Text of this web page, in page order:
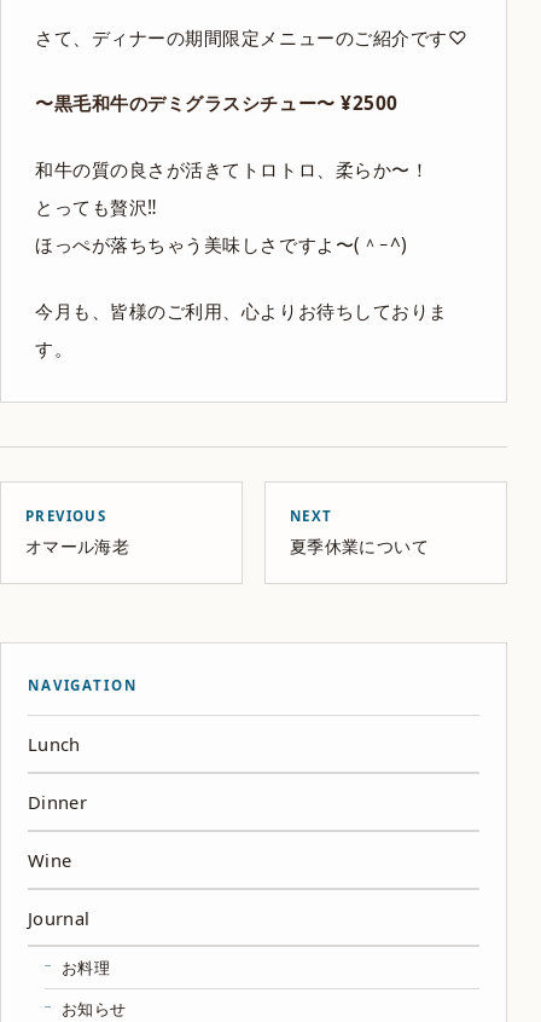
さて、ディナーの期間限定メニューのご紹介です♡
〜黒毛和牛のデミグラスシチュー〜 ¥2500
和牛の質の良さが活きてトロトロ、柔らか〜！
とっても贅沢‼︎
ほっぺが落ちちゃう美味しさですよ〜(＾ｰ^)
今月も、皆様のご利用、心よりお待ちしておりま
す。
PREVIOUS
オマール海老
NEXT
夏季休業について
NAVIGATION
Lunch
Dinner
Wine
Journal
お料理
お知らせ